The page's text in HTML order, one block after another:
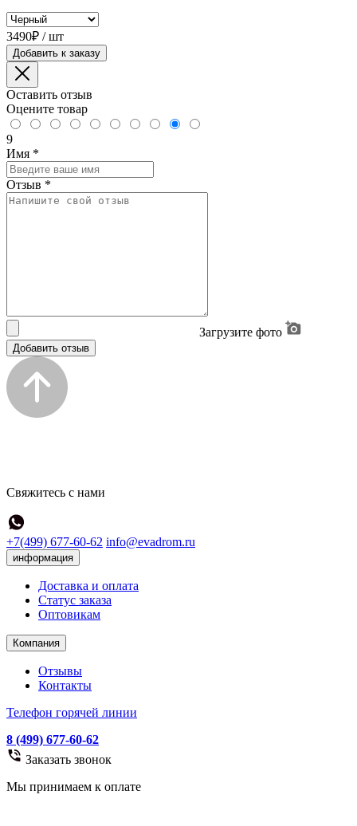
3490₽ / шт
Добавить к заказу
Оставить отзыв
Оцените товар
9
Имя *
Отзыв *
Загрузите фото
Добавить отзыв
Свяжитесь с нами
+7(499) 677-60-62 info@evadrom.ru
информация
Доставка и оплата
Статус заказа
Оптовикам
Компания
Отзывы
Контакты
Телефон горячей линии
8 (499) 677-60-62
Заказать звонок
Мы принимаем к оплате